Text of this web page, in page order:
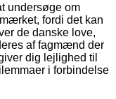
undersøge om
fordi det kan
de danske love,
af fagmænd der
dig lejlighed til
i forbindelse